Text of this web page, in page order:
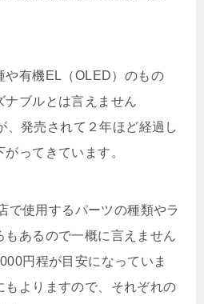
や有機EL（OLED）のもの
ナブルとは言えません
、発売されて２年ほど経過し
ってきています。
で使用するパーツの種類やラ
もあるので一概に言えません
円程が目安になっていま
もよりますので、それぞれの